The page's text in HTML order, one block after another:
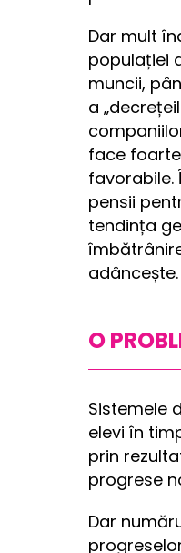
Dar mult
populației
muncii,
a
face
favorabile.
pensii
tendința
adâncește.
O
Sistemele
elevi în
prin
progrese
Dar